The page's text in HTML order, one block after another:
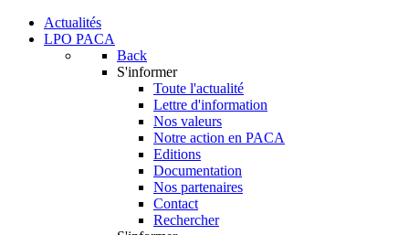
Actualités
LPO PACA
Back
S'informer
Toute l'actualité
Lettre d'information
Nos valeurs
Notre action en PACA
Editions
Documentation
Nos partenaires
Contact
Rechercher